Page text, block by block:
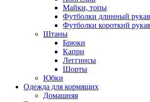
Майки, топы
Футболки длинный рукав
Футболки короткий рукав
Штаны
Брюки
Капри
Леггинсы
Шорты
Юбки
Одежда для кормящих
Домашняя